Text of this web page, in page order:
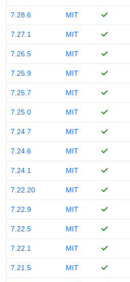
7.28.6 MIT
7.27.1 MIT
7.26.5 MIT
7.25.9 MIT
7.25.7 MIT
7.25.0 MIT
7.24.7 MIT
7.24.6 MIT
7.24.1 MIT
7.22.20 MIT
7.22.9 MIT
7.22.5 MIT
7.22.1 MIT
7.21.5 MIT